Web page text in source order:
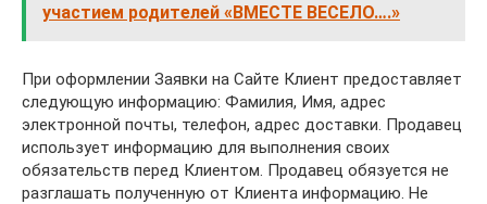
участием родителей «ВМЕСТЕ ВЕСЕЛО….»
При оформлении Заявки на Сайте Клиент предоставляет
следующую информацию: Фамилия, Имя, адрес
электронной почты, телефон, адрес доставки. Продавец
использует информацию для выполнения своих
обязательств перед Клиентом. Продавец обязуется не
разглашать полученную от Клиента информацию. Не